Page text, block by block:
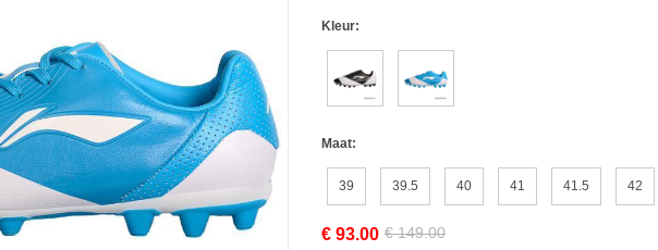
Kleur:
Maat:
39 39.5 40 41 41.5 42
€ 93.00 € 149.00